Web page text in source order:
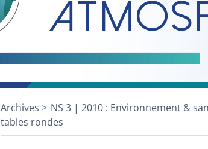
Archives NS 3 | 2010 : Environnement &
tables rondes